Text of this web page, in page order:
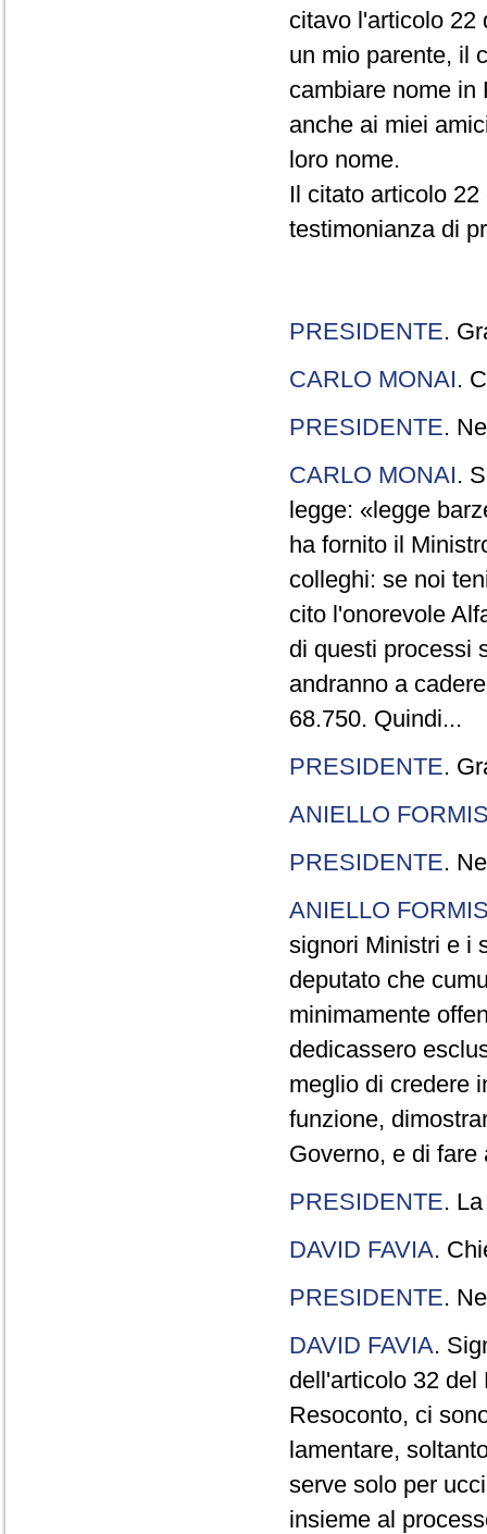
citavo l'articolo 22
un mio parente, il
cambiare nome in
anche ai miei
loro nome.
Il citato articolo
testimonianza di
PRESIDENTE.
CARLO MONAI.
PRESIDENTE.
CARLO MONAI.
legge: «legge
ha fornito il
colleghi: se noi
cito l'onorevole
di questi processi
andranno a
68.750. Quindi...
PRESIDENTE.
ANIELLO
PRESIDENTE.
ANIELLO
signori Ministri e i
deputato che
minimamente
dedicassero
meglio di credere
funzione,
Governo, e di
PRESIDENTE.
DAVID FAVIA.
PRESIDENTE.
DAVID FAVIA.
dell'articolo 32 del
Resoconto, ci
lamentare,
serve solo per
insieme al